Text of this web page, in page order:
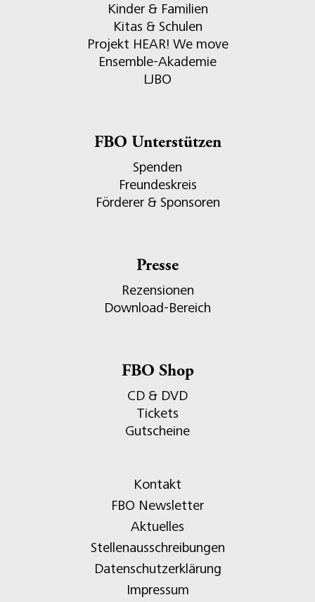
Kinder & Familien
Kitas & Schulen
Projekt HEAR! We move
Ensemble-Akademie
LJBO
FBO Unterstützen
Spenden
Freundeskreis
Förderer & Sponsoren
Presse
Rezensionen
Download-Bereich
FBO Shop
CD & DVD
Tickets
Gutscheine
Kontakt
FBO Newsletter
Aktuelles
Stellenausschreibungen
Datenschutzerklärung
Impressum